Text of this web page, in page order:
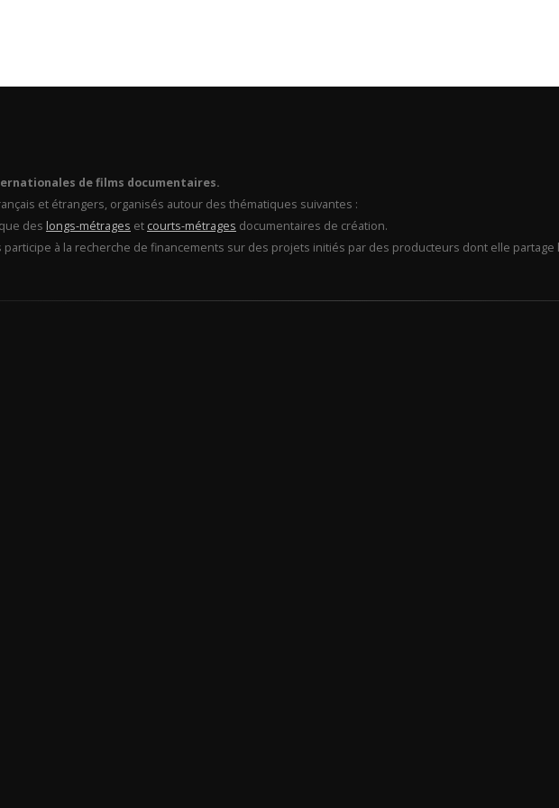
de films documentaires.
et étrangers, organisés autour des thématiques suivantes :
des longs-métrages et courts-métrages documentaires de création.
participe à la recherche de financements sur des projets initiés par des producteurs dont elle partage